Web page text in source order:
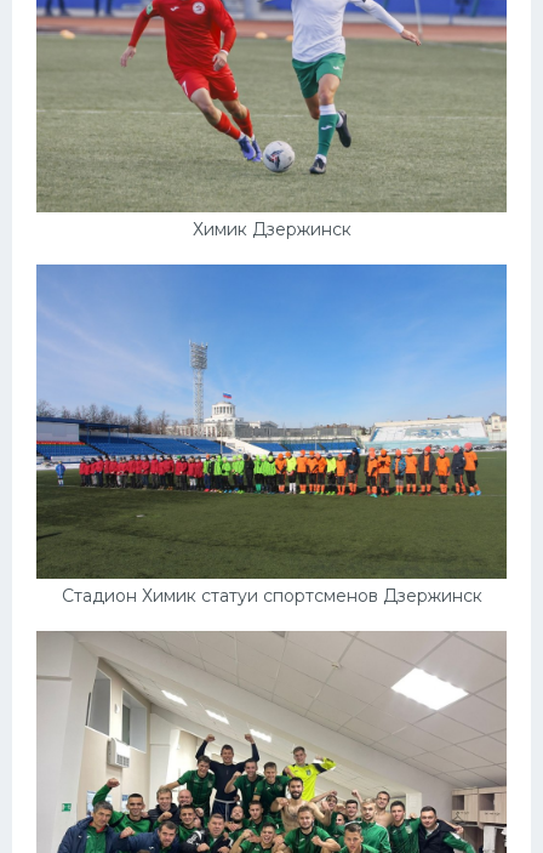
Химик Дзержинск
Стадион Химик статуи спортсменов Дзержинск